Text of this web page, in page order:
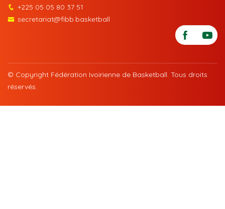
+225 05 05 80 37 51
secretariat@fibb.basketball
© Copyright Fédération Ivoirienne de Basketball. Tous droits
réservés.